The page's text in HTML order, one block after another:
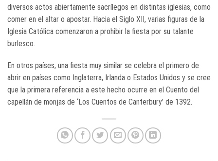
diversos actos abiertamente sacrílegos en distintas iglesias, como
comer en el altar o apostar. Hacia el Siglo XII, varias figuras de la
Iglesia Católica comenzaron a prohibir la fiesta por su talante
burlesco.
En otros países, una fiesta muy similar se celebra el primero de
abrir en países como Inglaterra, Irlanda o Estados Unidos y se cree
que la primera referencia a este hecho ocurre en el Cuento del
capellán de monjas de ‘Los Cuentos de Canterbury’ de 1392.